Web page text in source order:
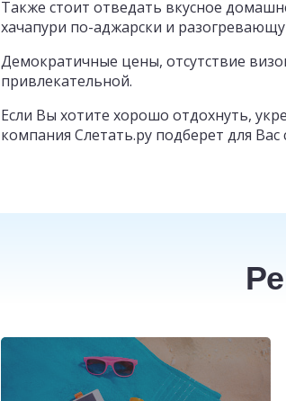
Также стоит отведать вкусное
хачапури по-аджарски и
Демократичные цены, отсутствие
привлекательной.
Если Вы хотите хорошо отдохнуть,
компания Слетать.ру подберет для